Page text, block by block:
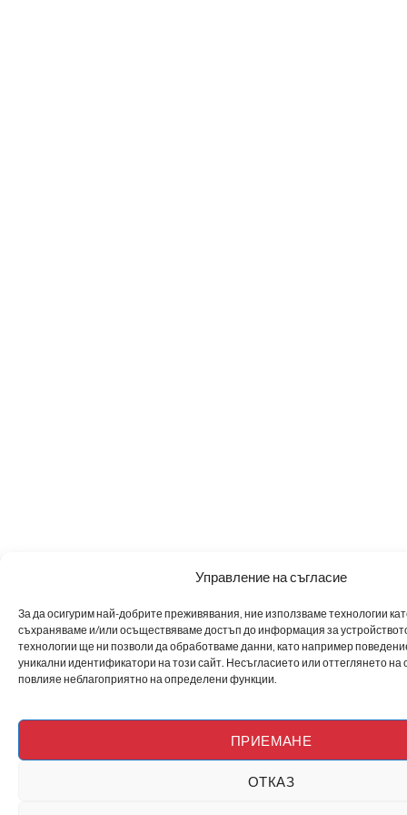
Управление на съгласие
За да осигурим най-добрите преживявания, ние използваме технологии
съхраняваме и/или осъществяваме достъп до информация за
технологии ще ни позволи да обработваме данни, като например
уникални идентификатори на този сайт. Несъгласието или оттеглянето на
повлияе неблагоприятно на определени функции.
ПРИЕМАНЕ
ОТКАЗ